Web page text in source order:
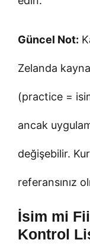
Güncel Not:
Zelanda
(practice =
ancak
değişebilir.
referansınız
İsim mi
Kontrol